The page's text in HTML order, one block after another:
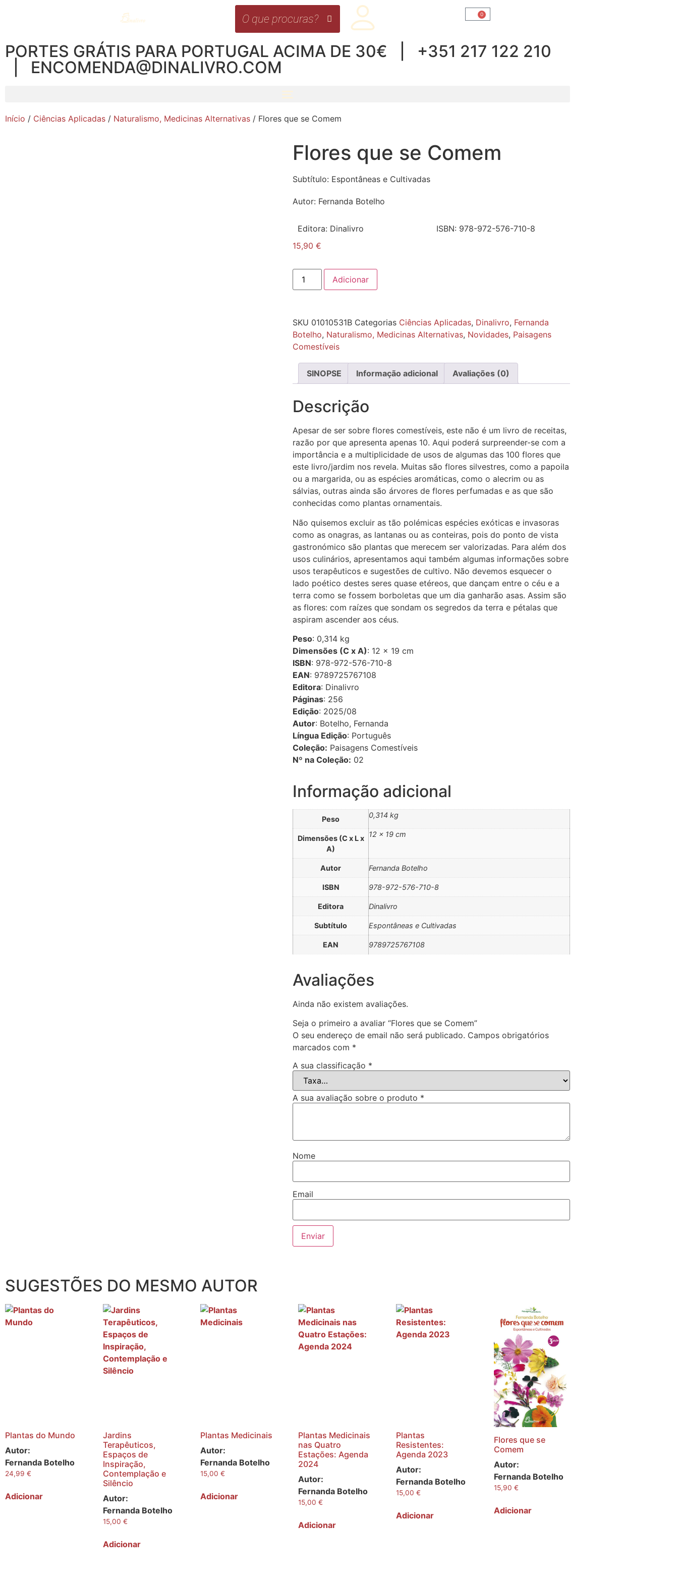
0
PORTES GRÁTIS PARA PORTUGAL ACIMA DE 30€ | +351 217 122 210
| ENCOMENDA@DINALIVRO.COM
Início / Ciências Aplicadas / Naturalismo, Medicinas Alternativas / Flores que se Comem
Flores que se Comem
Subtítulo: Espontâneas e Cultivadas
Autor: Fernanda Botelho
Editora: Dinalivro ISBN: 978-972-576-710-8
15,90 €
Adicionar
SKU 01010531B Categorias Ciências Aplicadas, Dinalivro, Fernanda
Botelho, Naturalismo, Medicinas Alternativas, Novidades, Paisagens
Comestíveis
SINOPSE Informação adicional Avaliações (0)
Descrição
Apesar de ser sobre flores comestíveis, este não é um livro de receitas,
razão por que apresenta apenas 10. Aqui poderá surpreender-se com a
importância e a multiplicidade de usos de algumas das 100 flores que
este livro/jardim nos revela. Muitas são flores silvestres, como a papoila
ou a margarida, ou as espécies aromáticas, como o alecrim ou as
sálvias, outras ainda são árvores de flores perfumadas e as que são
conhecidas como plantas ornamentais.
Não quisemos excluir as tão polémicas espécies exóticas e invasoras
como as onagras, as lantanas ou as conteiras, pois do ponto de vista
gastronómico são plantas que merecem ser valorizadas. Para além dos
usos culinários, apresentamos aqui também algumas informações sobre
usos terapêuticos e sugestões de cultivo. Não devemos esquecer o
lado poético destes seres quase etéreos, que dançam entre o céu e a
terra como se fossem borboletas que um dia ganharão asas. Assim são
as flores: com raízes que sondam os segredos da terra e pétalas que
aspiram ascender aos céus.
Peso: 0,314 kg
Dimensões (C x A): 12 × 19 cm
ISBN: 978-972-576-710-8
EAN: 9789725767108
Editora: Dinalivro
Páginas: 256
Edição: 2025/08
Autor: Botelho, Fernanda
Língua Edição: Português
Coleção: Paisagens Comestíveis
Nº na Coleção: 02
Informação adicional
Peso 0,314 kg
Dimensões (C x L x
A)
12 × 19 cm
Autor Fernanda Botelho
ISBN 978-972-576-710-8
Editora Dinalivro
Subtítulo Espontâneas e Cultivadas
EAN 9789725767108
Avaliações
Ainda não existem avaliações.
Seja o primeiro a avaliar “Flores que se Comem”
O seu endereço de email não será publicado. Campos obrigatórios
marcados com *
A sua classificação *
A sua avaliação sobre o produto *
Nome
Email
SUGESTÕES DO MESMO AUTOR
Plantas do Mundo
Autor:
Fernanda Botelho
24,99 €
Adicionar
Jardins
Terapêuticos,
Espaços de
Inspiração,
Contemplação e
Silêncio
Autor:
Fernanda Botelho
15,00 €
Adicionar
Plantas Medicinais
Autor:
Fernanda Botelho
15,00€
Adicionar
Plantas Medicinais
nas Quatro
Estações: Agenda
2024
Autor:
Fernanda Botelho
15,00€
Adicionar
Plantas
Resistentes:
Agenda 2023
Autor:
Fernanda Botelho
15,00 €
Adicionar
Flores que se
Comem
Autor:
Fernanda Botelho
15,90 €
Adicionar